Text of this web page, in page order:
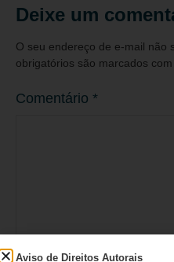
Deixe um
O seu endereço de e-mail não
obrigatórios são marcados com
Comentário *
Aviso de Direitos Autorais